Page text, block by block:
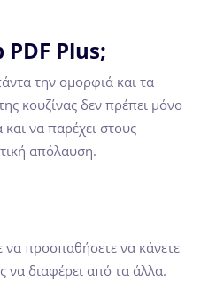
PDF Plus;
την ομορφιά και τα
κουζίνας δεν πρέπει μόνο
και να παρέχει στους
απόλαυση.
προσπαθήσετε να κάνετε
να διαφέρει από τα άλλα.